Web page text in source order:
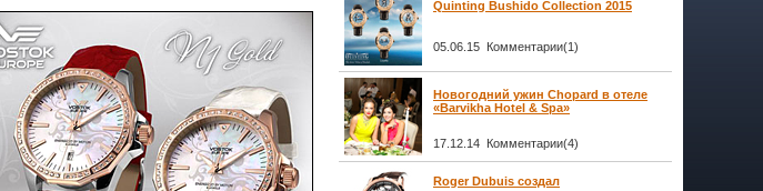
Quinting Bushido Collection 2015
05.06.15 Комментарии(1)
Новогодний ужин Chopard в отеле
«Barvikha Hotel & Spa»
17.12.14 Комментарии(4)
Roger Dubuis создал